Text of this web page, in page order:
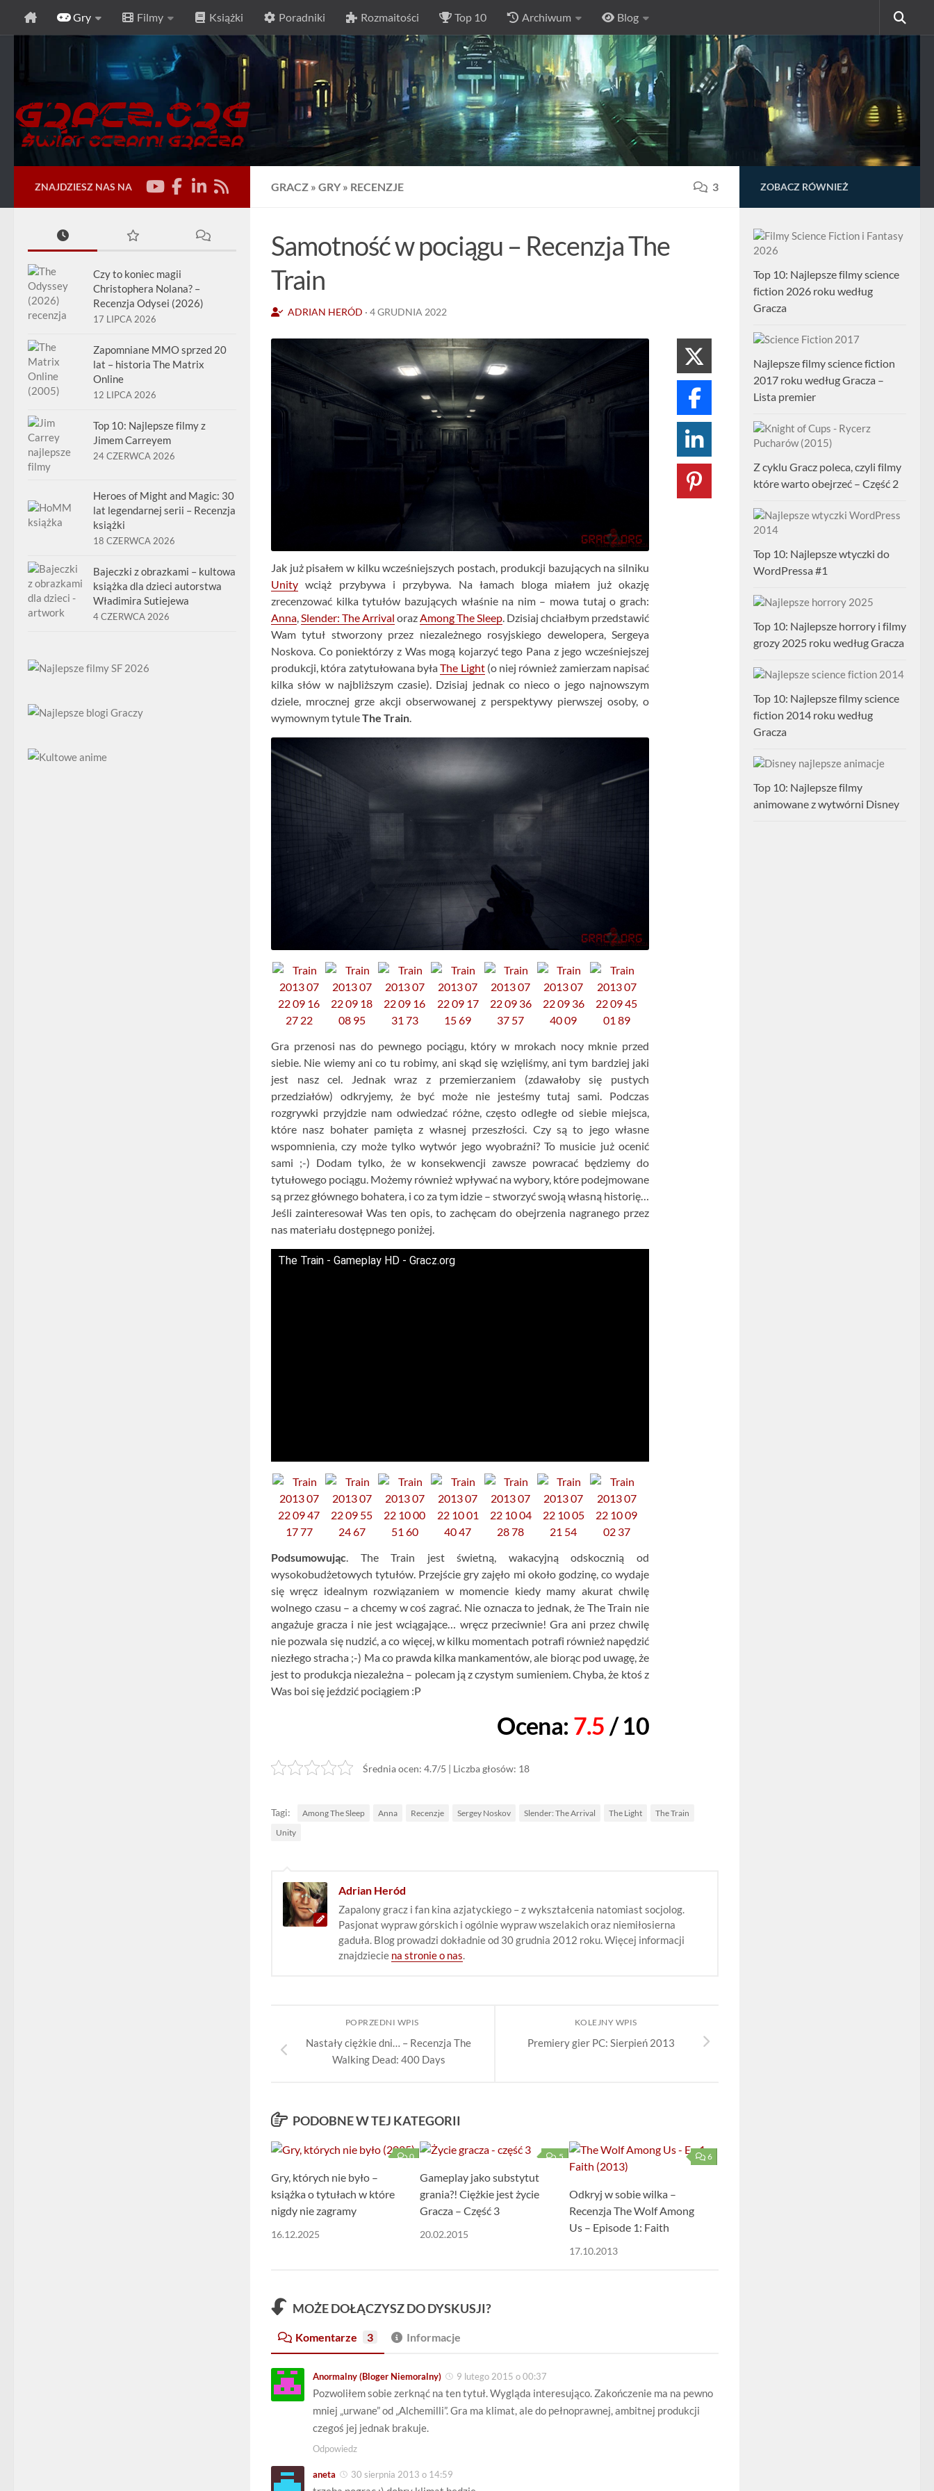
Przeskocz do treści
Gry Filmy Książki Poradniki Rozmaitości Top 10 Archiwum Blog
GRACZ » GRY » RECENZJE 3
Samotność w pociągu – Recenzja The
Train
ADRIAN HERÓD · 4 GRUDNIA 2022
Jak już pisałem w kilku wcześniejszych postach, produkcji bazujących na silniku
Unity wciąż przybywa i przybywa. Na łamach bloga miałem już okazję
zrecenzować kilka tytułów bazujących właśnie na nim – mowa tutaj o grach:
Anna,Slender: The Arrival orazAmong The Sleep. Dzisiaj chciałbym przedstawić
Wam tytuł stworzony przez niezależnego rosyjskiego dewelopera, Sergeya
Noskova. Co poniektórzy z Was mogą kojarzyć tego Pana z jego wcześniejszej
produkcji, która zatytułowana byłaThe Light(o niej również zamierzam napisać
kilka słów w najbliższym czasie). Dzisiaj jednak co nieco o jego najnowszym
dziele, mrocznej grze akcji obserwowanej z perspektywy pierwszej osoby, o
wymownym tytuleThe Train.
Gra przenosi nas do pewnego pociągu, który w mrokach nocy mknie przed
siebie. Nie wiemy ani co tu robimy, ani skąd się wzięliśmy, ani tym bardziej jaki
jest nasz cel. Jednak wraz z przemierzaniem (zdawałoby się pustych
przedziałów) odkryjemy, że być może nie jesteśmy tutaj sami. Podczas
rozgrywki przyjdzie nam odwiedzać różne, często odległe od siebie miejsca,
które nasz bohater pamięta z własnej przeszłości. Czy są to jego własne
wspomnienia, czy może tylko wytwór jego wyobraźni? To musicie już ocenić
sami ;-) Dodam tylko, że w konsekwencji zawsze powracać będziemy do
tytułowego pociągu. Możemy również wpływać na wybory, które podejmowane
są przez głównego bohatera, i co za tym idzie – stworzyć swoją własną historię…
Jeśli zainteresował Was ten opis, to zachęcam do obejrzenia nagranego przez
nas materiału dostępnego poniżej.
The Train - Gameplay HD - Gracz.org
Podsumowując. The Train jest świetną, wakacyjną odskocznią od
wysokobudżetowych tytułów. Przejście gry zajęło mi około godzinę, co wydaje
się wręcz idealnym rozwiązaniem w momencie kiedy mamy akurat chwilę
wolnego czasu – a chcemy w coś zagrać. Nie oznacza to jednak, że The Train nie
angażuje gracza i nie jest wciągające… wręcz przeciwnie! Gra ani przez chwilę
nie pozwala się nudzić, a co więcej, w kilku momentach potrafi również napędzić
niezłego stracha ;-) Ma co prawda kilka mankamentów, ale biorąc pod uwagę, że
jest to produkcja niezależna – polecam ją z czystym sumieniem. Chyba, że ktoś z
Was boi się jeździć pociągiem :P
Ocena: 7.5 / 10
Średnia ocen: 4.7/5 | Liczba głosów: 18
Tagi: Among The Sleep Anna Recenzje Sergey Noskov Slender: The Arrival The Light
The Train
Unity
Adrian Heród
Zapalony gracz i fan kina azjatyckiego – z wykształcenia natomiast socjolog.
Pasjonat wypraw górskich i ogólnie wypraw wszelakich oraz niemiłosierna
gaduła. Blog prowadzi dokładnie od 30 grudnia 2012 roku. Więcej informacji
znajdziecie na stronie o nas.
KOLEJNY WPIS
Premiery gier PC: Sierpień 2013
POPRZEDNI WPIS
Nastały ciężkie dni… – Recenzja The
Walking Dead: 400 Days
PODOBNE W TEJ KATEGORII
0
Gry, których nie było –
książka o tytułach w które
nigdy nie zagramy
16.12.2025
5
Gameplay jako substytut
grania?! Ciężkie jest życie
Gracza – Część 3
20.02.2015
6
Odkryj w sobie wilka –
Recenzja The Wolf Among
Us – Episode 1: Faith
17.10.2013
MOŻE DOŁĄCZYSZ DO DYSKUSJI?
Komentarze 3 Informacje
Anormalny (Bloger Niemoralny) 9 lutego 2015 o 00:37
Pozwoliłem sobie zerknąć na ten tytuł. Wygląda interesująco. Zakończenie ma na pewno
mniej „urwane” od „Alchemilli”. Gra ma klimat, ale do pełnoprawnej, ambitnej produkcji
czegoś jej jednak brakuje.
Odpowiedz
aneta 30 sierpnia 2013 o 14:59
ZNAJDZIESZ NAS NA
Czy to koniec magii
Christophera Nolana? –
Recenzja Odysei (2026)
17 LIPCA 2026
Zapomniane MMO sprzed 20
lat – historia The Matrix
Online
12 LIPCA 2026
Top 10: Najlepsze filmy z
Jimem Carreyem
24 CZERWCA 2026
Heroes of Might and Magic: 30
lat legendarnej serii – Recenzja
książki
18 CZERWCA 2026
Bajeczki z obrazkami – kultowa
książka dla dzieci autorstwa
Władimira Sutiejewa
4 CZERWCA 2026
ZOBACZ RÓWNIEŻ
Top 10: Najlepsze filmy science
fiction 2026 roku według
Gracza
Najlepsze filmy science fiction
2017 roku według Gracza –
Lista premier
Z cyklu Gracz poleca, czyli filmy
które warto obejrzeć – Część 2
Top 10: Najlepsze wtyczki do
WordPressa #1
Top 10: Najlepsze horrory i filmy
grozy 2025 roku według Gracza
Top 10: Najlepsze filmy science
fiction 2014 roku według
Gracza
Top 10: Najlepsze filmy
animowane z wytwórni Disney